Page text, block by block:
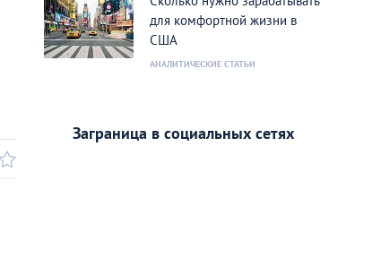
для комфортной жизни в
США
АНАЛИТИЧЕСКИЕ СТАТЬИ
Заграница в социальных сетях